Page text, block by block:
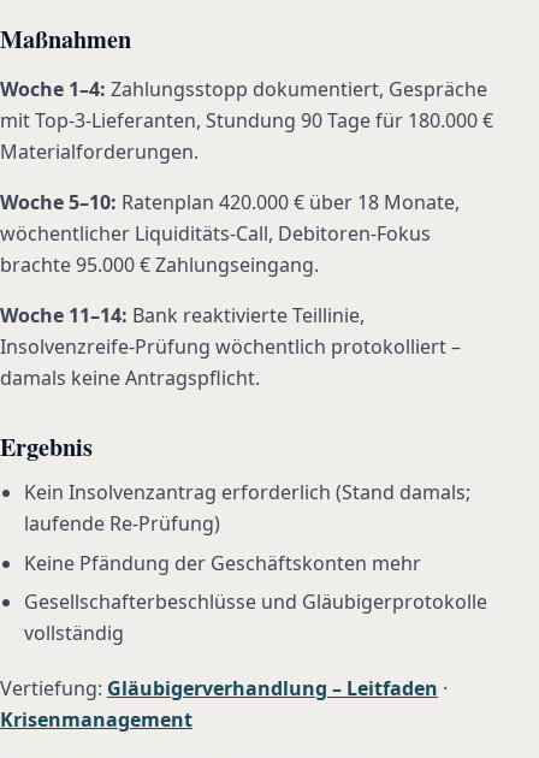
Maßnahmen
Woche 1–4: Zahlungsstopp dokumentiert, Gespräche
mit Top-3-Lieferanten, Stundung 90 Tage für 180.000 €
Materialforderungen.
Woche 5–10: Ratenplan 420.000 € über 18 Monate,
wöchentlicher Liquiditäts-Call, Debitoren-Fokus
brachte 95.000 € Zahlungseingang.
Woche 11–14: Bank reaktivierte Teillinie,
Insolvenzreife-Prüfung wöchentlich protokolliert –
damals keine Antragspflicht.
Ergebnis
Kein Insolvenzantrag erforderlich (Stand damals;
laufende Re-Prüfung)
Keine Pfändung der Geschäftskonten mehr
Gesellschafterbeschlüsse und Gläubigerprotokolle
vollständig
Vertiefung: Gläubigerverhandlung – Leitfaden ·
Krisenmanagement